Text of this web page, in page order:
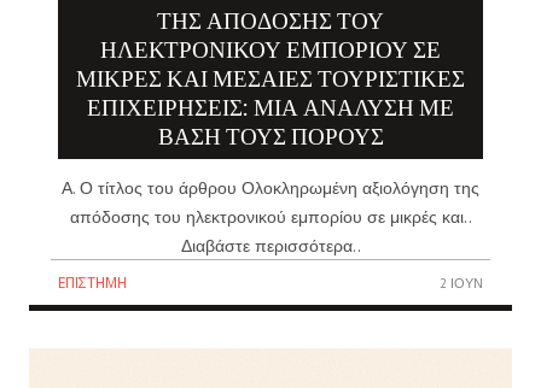
ΤΗΣ ΑΠΌΔΟΣΗΣ ΤΟΥ
ΗΛΕΚΤΡΟΝΙΚΟΎ ΕΜΠΟΡΊΟΥ ΣΕ
ΜΙΚΡΈΣ ΚΑΙ ΜΕΣΑΊΕΣ ΤΟΥΡΙΣΤΙΚΈΣ
ΕΠΙΧΕΙΡΉΣΕΙΣ: ΜΙΑ ΑΝΆΛΥΣΗ ΜΕ
ΒΆΣΗ ΤΟΥΣ ΠΌΡΟΥΣ
Α. Ο τίτλος του άρθρου Ολοκληρωμένη αξιολόγηση της
απόδοσης του ηλεκτρονικού εμπορίου σε μικρές και..
Διαβάστε περισσότερα..
ΕΠΙΣΤΉΜΗ 2 ΙΟΎΝ